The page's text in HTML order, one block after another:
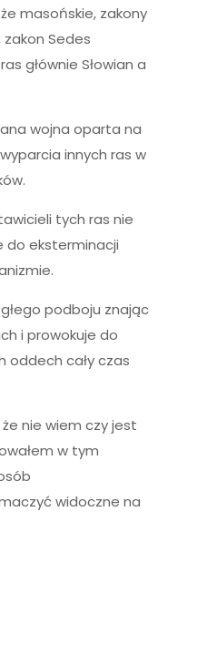
masońskie, zakony
Sedes
głównie Słowian a
wojna oparta na
innych ras w
tych ras nie
do eksterminacji
podboju znając
i prowokuje do
oddech cały czas
nie wiem czy jest
w tym
widoczne na